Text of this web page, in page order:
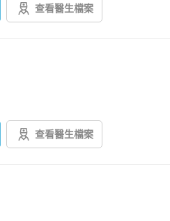
查看醫生檔案
查看醫生檔案